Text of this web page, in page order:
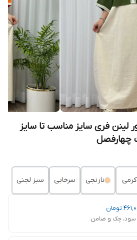
لینن فری سایز مناسب تا سایز
کرمی نارنجی سرخابی سبز لجنی
تومان